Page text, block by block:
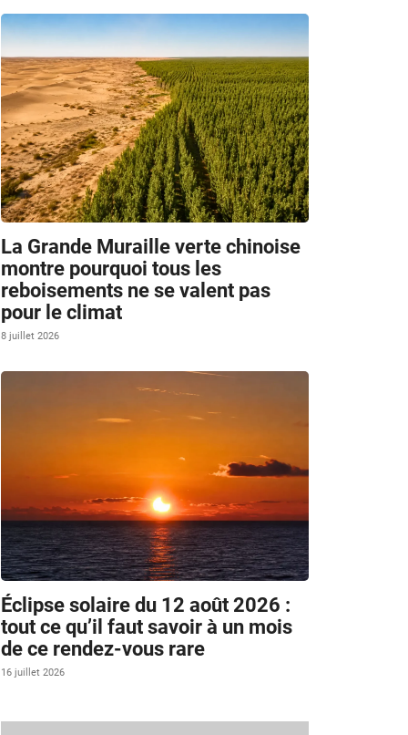
La Grande Muraille verte chinoise
montre pourquoi tous les
reboisements ne se valent pas
pour le climat
8 juillet 2026
Éclipse solaire du 12 août 2026 :
tout ce qu’il faut savoir à un mois
de ce rendez-vous rare
16 juillet 2026